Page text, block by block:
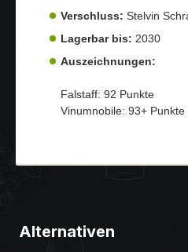
Verschluss: Stelvin
Lagerbar bis: 2030
Auszeichnungen:
Falstaff: 92 Punkte
Vinumnobile: 93+ Punkte
Alternativen